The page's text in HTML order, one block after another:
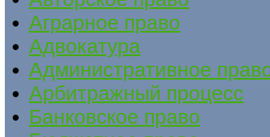
Аграрное право
Адвокатура
Административное
Арбитражный процесс
Банковское право